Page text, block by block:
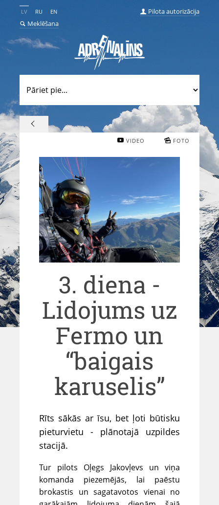
LV RU EN
Meklēšana
Pilota autorizācija
VIDEO FOTO
3. diena -
Lidojums uz
Fermo un
“baigais
karuselis”
Rīts sākās ar īsu, bet ļoti būtisku
pieturvietu - plānotajā uzpildes
stacijā.
Tur pilots Oļegs Jakovļevs un viņa
komanda piezemējās, lai paēstu
brokastis un sagatavotos vienai no